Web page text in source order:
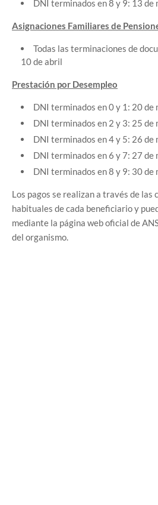
DNI terminados en 8 y 9: 13 de
Asignaciones Familiares de
Todas las terminaciones de
10 de abril
Prestación por Desempleo
DNI terminados en 0 y 1: 20 de
DNI terminados en 2 y 3: 25 de
DNI terminados en 4 y 5: 26 de
DNI terminados en 6 y 7: 27 de
DNI terminados en 8 y 9: 30 de
Los pagos se realizan a través de las
habituales de cada beneficiario y
mediante la página web oficial de
del organismo.